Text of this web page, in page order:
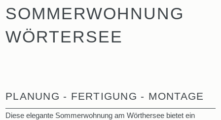
SOMMERWOHNUNG
WÖRTERSEE
PLANUNG - FERTIGUNG - MONTAGE
Diese elegante Sommerwohnung am Wörthersee bietet ein